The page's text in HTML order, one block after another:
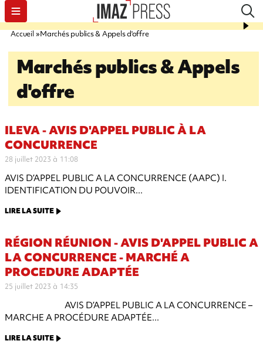
Accueil Marchés publics & Appels d'offre
Marchés publics & Appels
d'offre
ILEVA - AVIS D'APPEL PUBLIC À LA
CONCURRENCE
28 juillet 2023 à 11:08
AVIS D’APPEL PUBLIC A LA CONCURRENCE (AAPC) I.
IDENTIFICATION DU POUVOIR...
LIRE LA SUITE
RÉGION RÉUNION - AVIS D'APPEL PUBLIC A
LA CONCURRENCE - MARCHÉ A
PROCEDURE ADAPTÉE
25 juillet 2023 à 14:35
AVIS D’APPEL PUBLIC A LA CONCURRENCE –
MARCHE A PROCÉDURE ADAPTÉE...
LIRE LA SUITE